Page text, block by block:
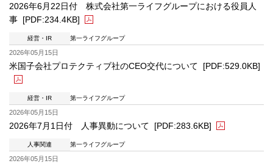
2026年6月22日付 株式会社第一ライフグループにおける役員人
事 [PDF:234.4KB]
経営・IR 第一ライフグループ
PDFファイルが新規ウィンドウで開きます
2026年05月15日
米国子会社プロテクティブ社のCEO交代について [PDF:529.0KB]
経営・IR 第一ライフグループ
PDFファイルが新規ウィンドウで開きます
2026年05月15日
2026年7月1日付 人事異動について [PDF:283.6KB]
人事関連 第一ライフグループ
PDFファイルが新規ウィンドウで開きます
2026年05月15日